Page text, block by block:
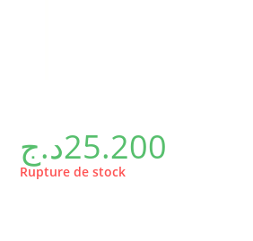
25.200د.ج
Rupture de stock